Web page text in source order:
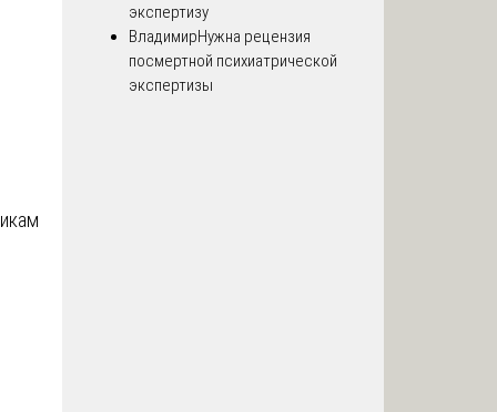
экспертизу
ВладимирНужна рецензия
посмертной психиатрической
экспертизы